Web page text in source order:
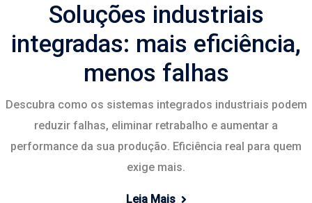
Soluções industriais
integradas: mais eficiência,
menos falhas
Descubra como os sistemas integrados industriais podem
reduzir falhas, eliminar retrabalho e aumentar a
performance da sua produção. Eficiência real para quem
exige mais.
Leia Mais